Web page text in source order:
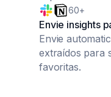
60+
Envie insights
Envie
extraídos para
favoritas.